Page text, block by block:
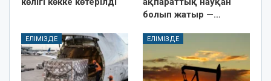
болып жатыр —…
ЕЛІМІЗДЕ ЕЛІМІЗДЕ